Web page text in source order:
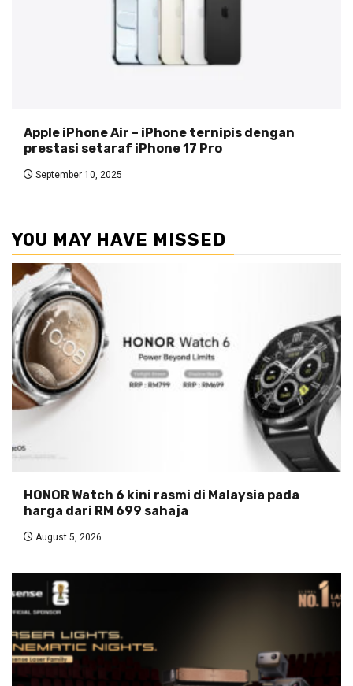
Apple iPhone Air – iPhone ternipis dengan
prestasi setaraf iPhone 17 Pro
September 10, 2025
YOU MAY HAVE MISSED
HONOR Watch 6 kini rasmi di Malaysia pada
harga dari RM 699 sahaja
August 5, 2026